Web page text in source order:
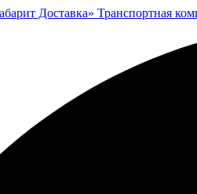
Транспортная